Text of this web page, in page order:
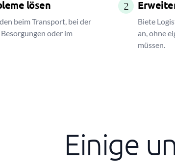
lösen
beim Transport, bei der
oder im
2
Biete
an, ohne
müssen.
Einige